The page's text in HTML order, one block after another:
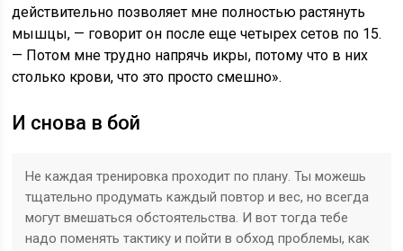
действительно позволяет мне полностью растянуть
мышцы, — говорит он после еще четырех сетов по 15.
— Потом мне трудно напрячь икры, потому что в них
столько крови, что это просто смешно».
И снова в бой
Не каждая тренировка проходит по плану. Ты можешь
тщательно продумать каждый повтор и вес, но всегда
могут вмешаться обстоятельства. И вот тогда тебе
надо поменять тактику и пойти в обход проблемы, как